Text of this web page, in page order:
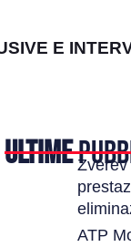
E
ULTIME
ATP